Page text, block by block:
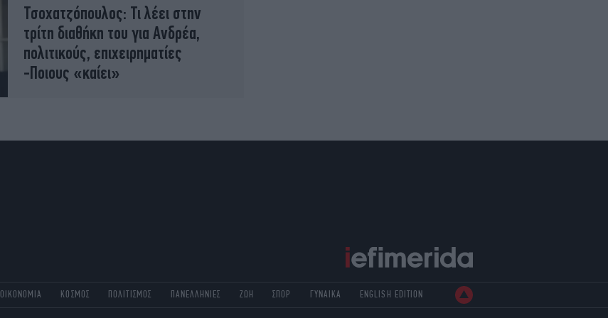
Τσοχατζόπουλος: Τι λέει στην
τρίτη διαθήκη του για Ανδρέα,
πολιτικούς, επιχειρηματίες
-Ποιους «καίει»
ΟΙΚΟΝΟΜΙΑ ΚΟΣΜΟΣ ΠΟΛΙΤΙΣΜΟΣ ΠΑΝΕΛΛΗΝΙΕΣ ΖΩΗ ΣΠΟΡ ΓΥΝΑΙΚΑ ENGLISH EDITION